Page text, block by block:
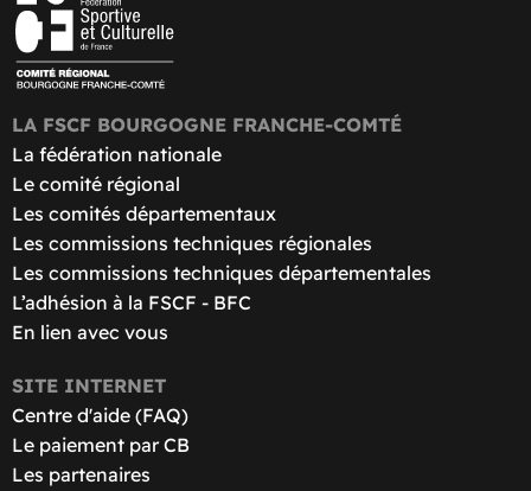
LA FSCF BOURGOGNE FRANCHE-COMTÉ
La fédération nationale
Le comité régional
Les comités départementaux
Les commissions techniques régionales
Les commissions techniques départementales
L’adhésion à la FSCF - BFC
En lien avec vous
SITE INTERNET
Centre d'aide (FAQ)
Le paiement par CB
Les partenaires